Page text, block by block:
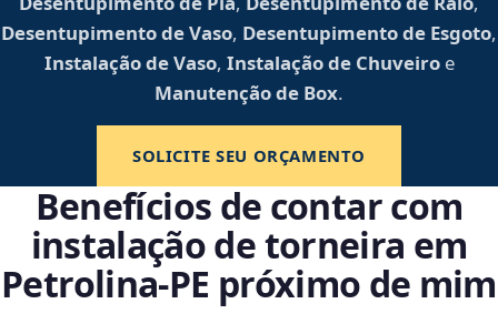
Desentupimento de Vaso, Desentupimento de Esgoto,
Instalação de Vaso, Instalação de Chuveiroe
Manutenção de Box.
SOLICITE SEU ORÇAMENTO
Benefícios de contar com
instalação de torneira em
Petrolina‑PE próximo de mim